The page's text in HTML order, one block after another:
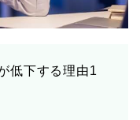
低下する理由1